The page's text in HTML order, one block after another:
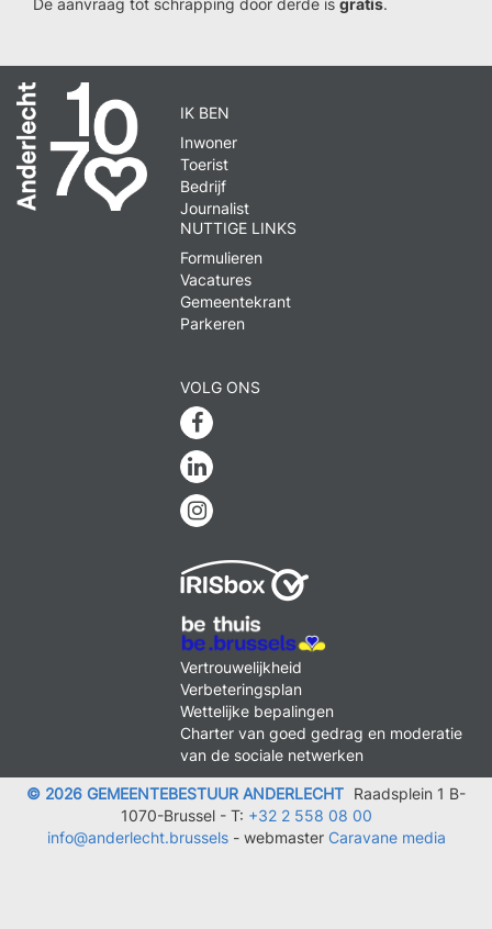
De aanvraag tot schrapping door derde is gratis.
IK BEN
Inwoner
Toerist
Bedrijf
Journalist
NUTTIGE LINKS
Formulieren
Vacatures
Gemeentekrant
Parkeren
VOLG ONS
Facebook
Linkedin
Instagram
MENU
FOOTER
LEGAL
Vertrouwelijkheid
Verbeteringsplan
Wettelijke bepalingen
Charter van goed gedrag en moderatie
van de sociale netwerken
© 2026 GEMEENTEBESTUUR ANDERLECHT Raadsplein 1 B-
1070-Brussel - T: +32 2 558 08 00
info@anderlecht.brussels- webmaster Caravane media